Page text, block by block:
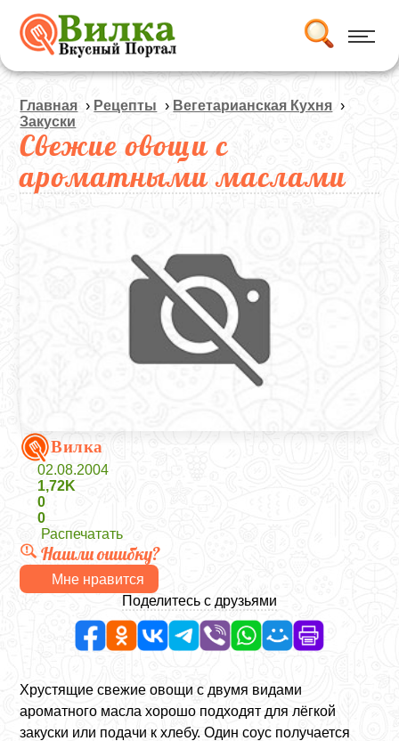
Главная › Рецепты › Вегетарианская Кухня ›
Закуски
Свежие овощи с
ароматными маслами
Вилка
02.08.2004
1,72K
0
0
Распечатать
Нашли ошибку?
Мне нравится
Поделитесь с друзьями
Хрустящие свежие овощи с двумя видами
ароматного масла хорошо подходят для лёгкой
закуски или подачи к хлебу. Один соус получается